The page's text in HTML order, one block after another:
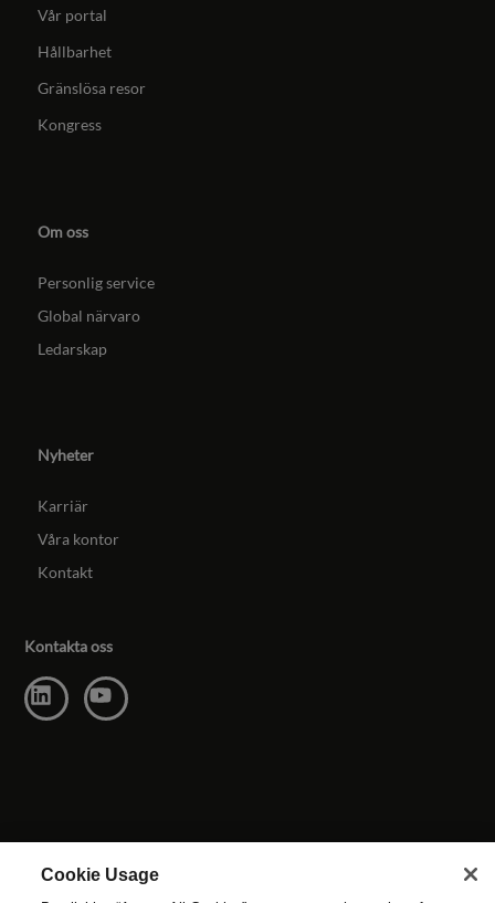
Vår portal
Hållbarhet
Gränslösa resor
Kongress
Om oss
Personlig service
Global närvaro
Ledarskap
Nyheter
Karriär
Våra kontor
Kontakt
Kontakta oss
Cookie Usage